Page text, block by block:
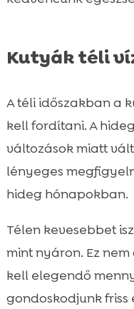
Kutyák téli
A téli időszakban a
kell fordítani. A
változások miatt
lényeges
hideg hónapokban.
Télen kevesebbet
mint nyáron. Ez
kell elegendő
gondoskodjunk friss